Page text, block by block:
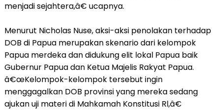
menjadi sejahtera,â€ ucapnya.
Menurut Nicholas Nuse, aksi-aksi penolakan terhadap
DOB di Papua merupakan skenario dari kelompok
Papua merdeka dan didukung elit lokal Papua baik
Gubernur Papua dan Ketua Majelis Rakyat Papua.
â€œKelompok-kelompok tersebut ingin
menggagalkan DOB provinsi yang mereka sedang
ajukan uji materi di Mahkamah Konstitusi Rl,â€